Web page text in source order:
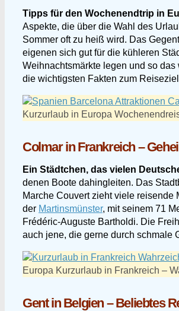
Tipps für den Wochenendtrip in
Aspekte, die über die Wahl des
Sommer oft zu heiß wird. Das
eigenen sich gut für die kühleren
Weihnachtsmärkte legen und so
die wichtigsten Fakten zum
Kurzurlaub in Europa
Colmar in Frankreich –
Ein Städtchen, das vielen
denen Boote dahingleiten. Das
Marche Couvert zieht viele
der Martinsmünster, mit seinem 71
Frédéric-Auguste Bartholdi. Die
auch jene, die gerne durch schmale
Europa Kurzurlaub in Frankreich –
Gent in Belgien – Beliebtes